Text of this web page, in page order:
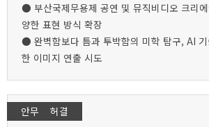
● 부산국제무용제 공연 및 뮤직비디오 크리
양한 표현 방식 확장
● 완벽함보다 틈과 투박함의 미학 탐구, AI
한 이미지 연출 시도
안무 허결